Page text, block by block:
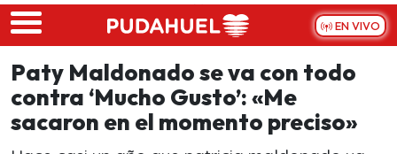
Skip to main content
EN VIVO
Paty Maldonado se va con todo
contra ‘Mucho Gusto’: «Me
sacaron en el momento preciso»